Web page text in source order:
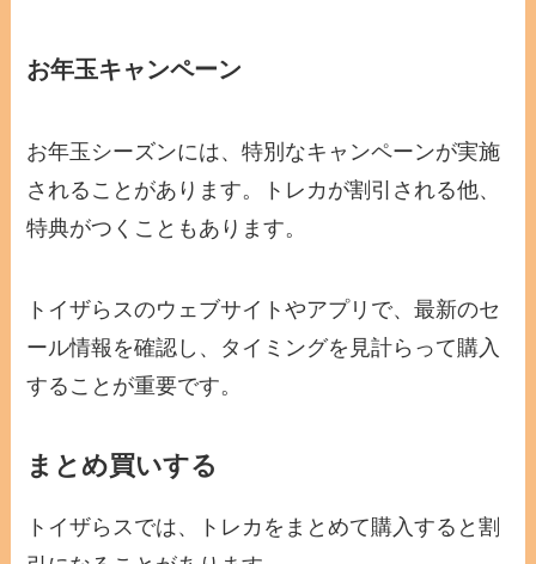
お年玉キャンペーン
お年玉シーズンには、特別なキャンペーンが実施
されることがあります。トレカが割引される他、
特典がつくこともあります。
トイザらスのウェブサイトやアプリで、最新のセ
ール情報を確認し、タイミングを見計らって購入
することが重要です。
まとめ買いする
トイザらスでは、トレカをまとめて購入すると割